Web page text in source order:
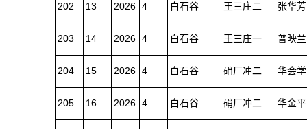
202 13 2026 4 白石谷 王三庄二 张华芳
203 14 2026 4 白石谷 王三庄一 普映兰
204 15 2026 4 白石谷 硝厂冲二 华会学
205 16 2026 4 白石谷 硝厂冲二 华金平